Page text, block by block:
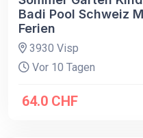
Badi Pool Schweiz
Ferien
3930 Visp
Vor 10 Tagen
64.0 CHF